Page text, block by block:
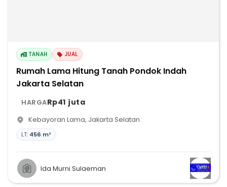
TANAH JUAL
Rumah Lama Hitung Tanah Pondok Indah
Jakarta Selatan
HARGARp41 juta
Kebayoran Lama, Jakarta Selatan
LT: 456 m²
Ida Murni Sulaeman